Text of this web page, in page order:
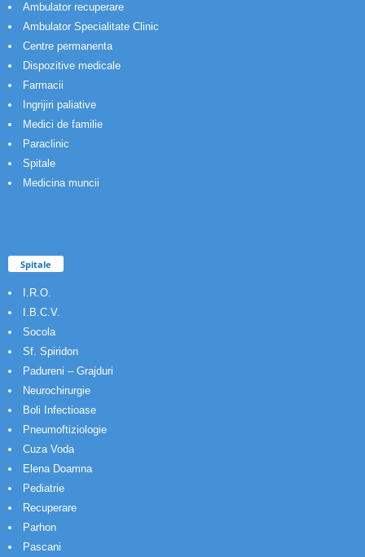
Ambulator recuperare
Ambulator Specialitate Clinic
Centre permanenta
Dispozitive medicale
Farmacii
Ingrijiri paliative
Medici de familie
Paraclinic
Spitale
Medicina muncii
Spitale
I.R.O.
I.B.C.V.
Socola
Sf. Spiridon
Padureni – Grajduri
Neurochirurgie
Boli Infectioase
Pneumoftiziologie
Cuza Voda
Elena Doamna
Pediatrie
Recuperare
Parhon
Pascani